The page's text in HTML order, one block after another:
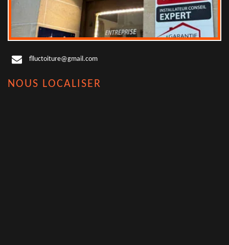
flluctoiture@gmail.com
NOUS LOCALISER